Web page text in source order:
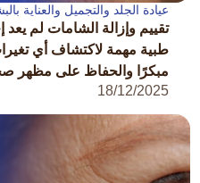
عيادة الجلد والتجميل والعناية
تقييم وإزالة الشامات لم
طبية مهمة لاكتشاف أي
مبكرًا والحفاظ على مظهر
18/12/2025